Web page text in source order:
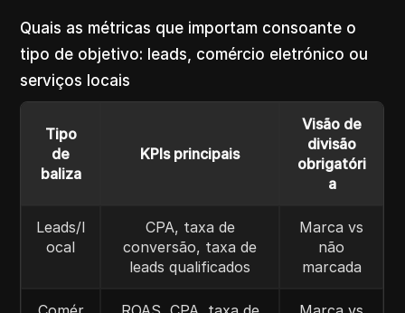
Quais as métricas que importam consoante o
tipo de objetivo: leads, comércio eletrónico ou
serviços locais
Tipo
de
baliza
KPIs principais
Visão de
divisão
obrigatóri
a
Leads/l
ocal
CPA, taxa de
conversão, taxa de
leads qualificados
Marca vs
não
marcada